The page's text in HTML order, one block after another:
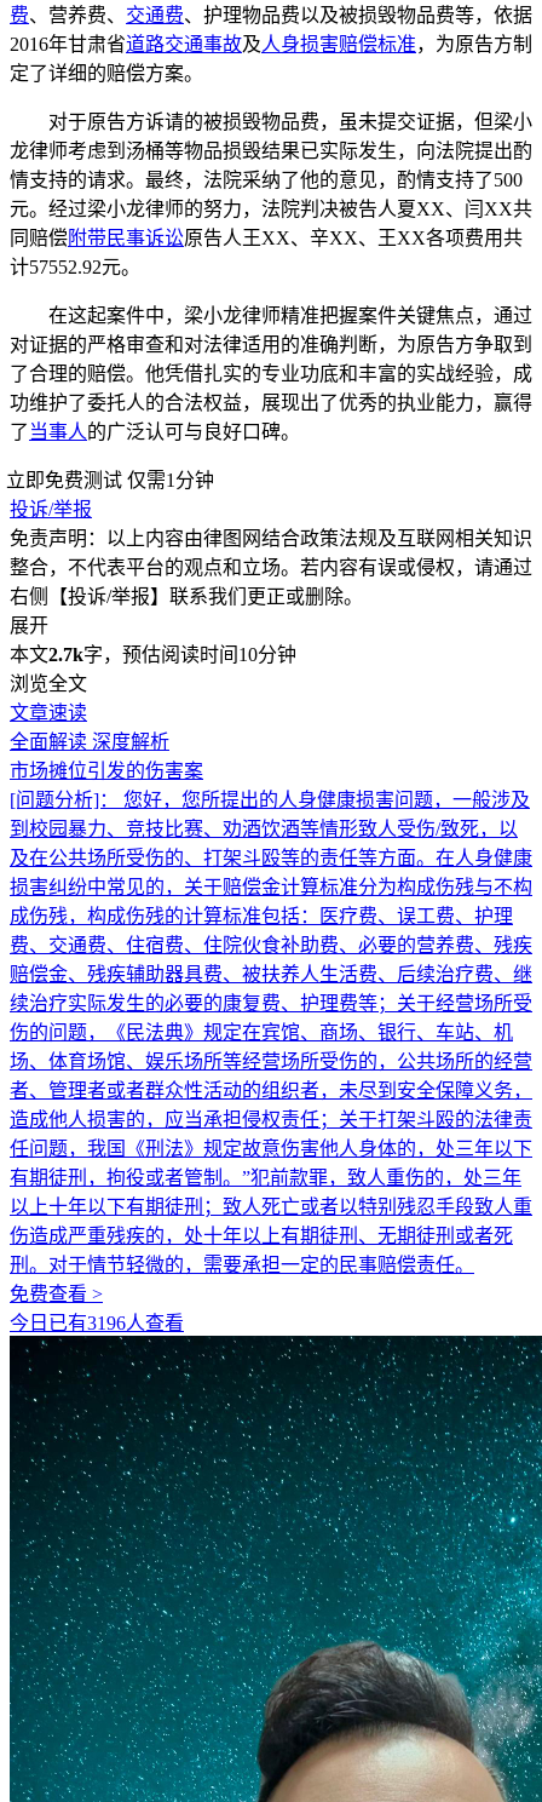
费、营养费、 交通费、护理物品费以及被损毁物品费等，依据
2016年甘肃省道路交通事故及人身损害赔偿标准，为原告方制
定了详细的赔偿方案。
对于原告方诉请的被损毁物品费，虽未提交证据，但梁小
龙律师考虑到汤桶等物品损毁结果已实际发生，向法院提出酌
情支持的请求。最终，法院采纳了他的意见，酌情支持了500
元。经过梁小龙律师的努力，法院判决被告人夏XX、闫XX共
同赔偿附带民事诉讼原告人王XX、辛XX、王XX各项费用共
计57552.92元。
在这起案件中，梁小龙律师精准把握案件关键焦点，通过
对证据的严格审查和对法律适用的准确判断，为原告方争取到
了合理的赔偿。他凭借扎实的专业功底和丰富的实战经验，成
功维护了委托人的合法权益，展现出了优秀的执业能力，赢得
了 当事人的广泛认可与良好口碑。
立即免费测试 仅需1分钟
投诉/举报
免责声明：以上内容由律图网结合政策法规及互联网相关知识
整合，不代表平台的观点和立场。若内容有误或侵权，请通过
右侧【投诉/举报】联系我们更正或删除。
展开
本文2.7k字，预估阅读时间10分钟
浏览全文
文章速读
全面解读 深度解析
市场摊位引发的伤害案
[问题分析]：
您好，您所提出的人身健康损害问题，一般涉及
到校园暴力、竞技比赛、劝酒饮酒等情形致人受伤/致死，以
及在公共场所受伤的、打架斗殴等的责任等方面。在人身健康
损害纠纷中常见的，关于赔偿金计算标准分为构成伤残与不构
成伤残，构成伤残的计算标准包括：医疗费、误工费、护理
费、交通费、住宿费、住院伙食补助费、必要的营养费、残疾
赔偿金、残疾辅助器具费、被扶养人生活费、后续治疗费、继
续治疗实际发生的必要的康复费、护理费等；关于经营场所受
伤的问题，《民法典》规定在宾馆、商场、银行、车站、机
场、体育场馆、娱乐场所等经营场所受伤的，公共场所的经营
者、管理者或者群众性活动的组织者，未尽到安全保障义务，
造成他人损害的，应当承担侵权责任；关于打架斗殴的法律责
任问题，我国《刑法》规定故意伤害他人身体的，处三年以下
有期徒刑，拘役或者管制。”犯前款罪，致人重伤的，处三年
以上十年以下有期徒刑；致人死亡或者以特别残忍手段致人重
伤造成严重残疾的，处十年以上有期徒刑、无期徒刑或者死
刑。对于情节轻微的，需要承担一定的民事赔偿责任。
免费查看 >
今日已有3196人查看